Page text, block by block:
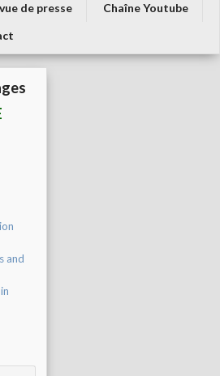
de presse
Chaîne Youtube
and